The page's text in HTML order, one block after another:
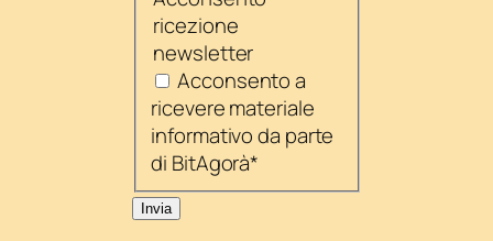
ricezione
newsletter
Acconsento a
ricevere materiale
informativo da parte
di BitAgorà*
Invia